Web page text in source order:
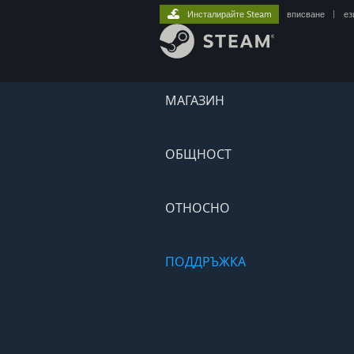
МАГАЗИН
ОБЩНОСТ
ОТНОСНО
ПОДДРЪЖКА
Инсталирайте Steam вписване